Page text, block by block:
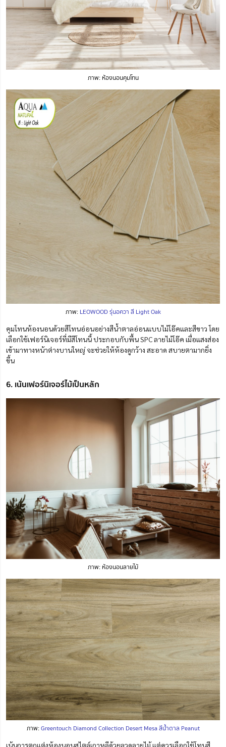
ภาพ: ห้องนอนคุมโทน
ภาพ: LEOWOOD รุ่นอควา สี Light Oak
คุมโทนห้องนอนด้วยสีโทนอ่อนอย่างสีน้ำตาลอ่อนแบบไม้โอ๊คและสีขาว โดย
เลือกใช้เฟอร์นิเจอร์ที่มีสีโทนนี้ ประกอบกับพื้น SPC ลายไม้โอ๊ค เมื่อแสงส่อง
เข้ามาทางหน้าต่างบานใหญ่ จะช่วยให้ห้องดูกว้าง สะอาด สบายตามากยิ่ง
ขึ้น
6. เน้นเฟอร์นิเจอร์ไม้เป็นหลัก
ภาพ: ห้องนอนลายไม้
ภาพ:Greentouch Diamond Collection Desert Mesa สีน้ำตาล Peanut
เน้นการตกแต่งห้องนอนสไตล์เกาหลีด้วยลวดลายไม้ แต่ควรเลือกใช้โทนสี